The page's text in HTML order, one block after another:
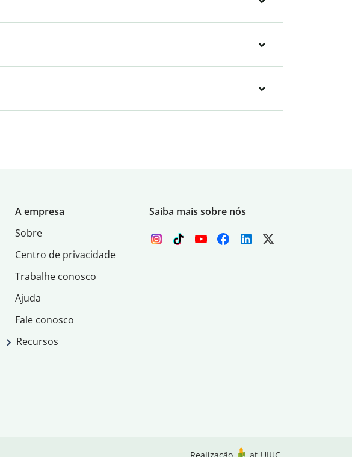
A empresa
Sobre
Centro de privacidade
Trabalhe conosco
Ajuda
Fale conosco
Recursos
Saiba mais sobre nós